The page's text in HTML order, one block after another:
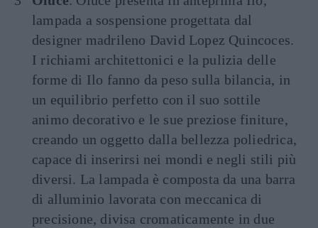
lampada a sospensione progettata dal
designer madrileno David Lopez Quincoces.
I richiami architettonici e la pulizia delle
forme di Ilo fanno da peso sulla bilancia, in
un equilibrio perfetto con il suo sottile
animo decorativo e le sue preziose finiture,
creando un oggetto dalla bellezza poliedrica,
capace di inserirsi nei mondi e negli stili più
diversi. La lampada è composta da una barra
di alluminio lavorata con meccanica di
precisione, divisa cromaticamente in due